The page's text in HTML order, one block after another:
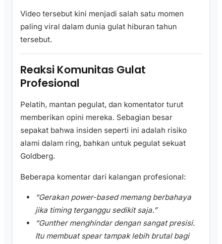
Video tersebut kini menjadi salah satu momen
paling viral dalam dunia gulat hiburan tahun
tersebut.
Reaksi Komunitas Gulat
Profesional
Pelatih, mantan pegulat, dan komentator turut
memberikan opini mereka. Sebagian besar
sepakat bahwa insiden seperti ini adalah risiko
alami dalam ring, bahkan untuk pegulat sekuat
Goldberg.
Beberapa komentar dari kalangan profesional:
“Gerakan power-based memang berbahaya
jika timing terganggu sedikit saja.”
“Gunther menghindar dengan sangat presisi.
Itu membuat spear tampak lebih brutal bagi